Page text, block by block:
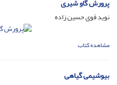
پرورش گاو شیری
نوید قوی حسین زاده
مشاهده کتاب
بیوشیمی گیاهی